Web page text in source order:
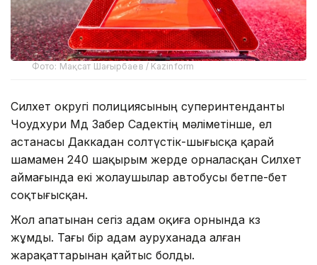
Фото: Мақсат Шағырбаев / Kazinform
Силхет округі полициясының суперинтенданты
Чоудхури Мд Забер Садектің мәліметінше, ел
астанасы Даккадан солтүстік-шығысқа қарай
шамамен 240 шақырым жерде орналасқан Силхет
аймағында екі жолаушылар автобусы бетпе-бет
соқтығысқан.
Жол апатынан сегіз адам оқиға орнында көз
жұмды. Тағы бір адам ауруханада алған
жарақаттарынан қайтыс болды.